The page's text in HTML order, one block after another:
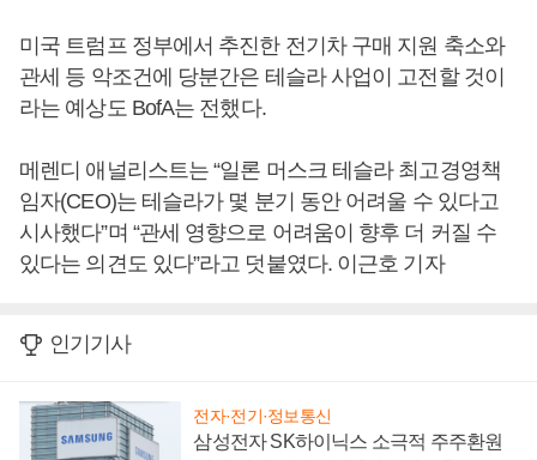
미국 트럼프 정부에서 추진한 전기차 구매 지원 축소와
관세 등 악조건에 당분간은 테슬라 사업이 고전할 것이
라는 예상도 BofA는 전했다.
메렌디 애널리스트는 “일론 머스크 테슬라 최고경영책
임자(CEO)는 테슬라가 몇 분기 동안 어려울 수 있다고
시사했다”며 “관세 영향으로 어려움이 향후 더 커질 수
있다는 의견도 있다”라고 덧붙였다. 이근호 기자
인기기사
전자·전기·정보통신
삼성전자 SK하이닉스 소극적 주주환원